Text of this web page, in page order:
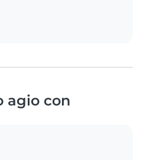
agio con